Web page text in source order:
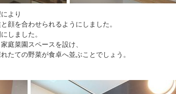
より
顔を合わせられるようにしました。
しました。
庭菜園スペースを設け、
たての野菜が食卓へ並ぶことでしょう。